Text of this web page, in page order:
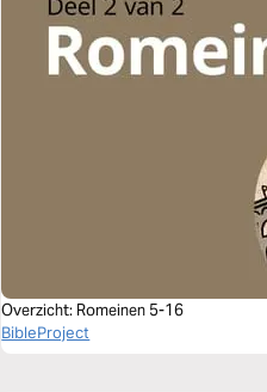
Overzicht: Romeinen 5-16
BibleProject